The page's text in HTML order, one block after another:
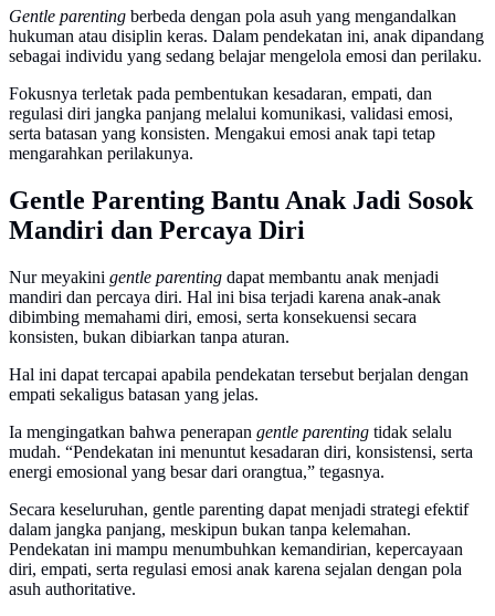
Gentle parenting berbeda dengan pola asuh yang mengandalkan
hukuman atau disiplin keras. Dalam pendekatan ini, anak dipandang
sebagai individu yang sedang belajar mengelola emosi dan perilaku.
Fokusnya terletak pada pembentukan kesadaran, empati, dan
regulasi diri jangka panjang melalui komunikasi, validasi emosi,
serta batasan yang konsisten. Mengakui emosi anak tapi tetap
mengarahkan perilakunya.
Gentle Parenting Bantu Anak Jadi Sosok
Mandiri dan Percaya Diri
Nur meyakini gentle parenting dapat membantu anak menjadi
mandiri dan percaya diri. Hal ini bisa terjadi karena anak-anak
dibimbing memahami diri, emosi, serta konsekuensi secara
konsisten, bukan dibiarkan tanpa aturan.
Hal ini dapat tercapai apabila pendekatan tersebut berjalan dengan
empati sekaligus batasan yang jelas.
Ia mengingatkan bahwa penerapan gentle parenting tidak selalu
mudah. “Pendekatan ini menuntut kesadaran diri, konsistensi, serta
energi emosional yang besar dari orangtua,” tegasnya.
Secara keseluruhan, gentle parenting dapat menjadi strategi efektif
dalam jangka panjang, meskipun bukan tanpa kelemahan.
Pendekatan ini mampu menumbuhkan kemandirian, kepercayaan
diri, empati, serta regulasi emosi anak karena sejalan dengan pola
asuh authoritative.